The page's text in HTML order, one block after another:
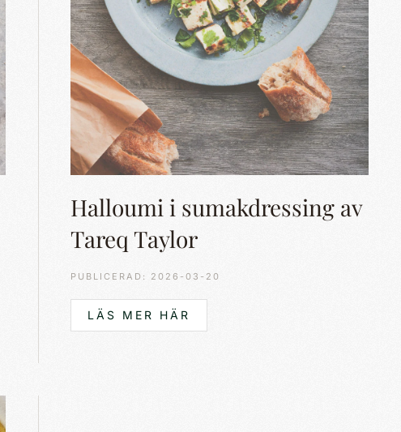
Halloumi i sumakdressing av
Tareq Taylor
PUBLICERAD: 2026-03-20
LÄS MER HÄR